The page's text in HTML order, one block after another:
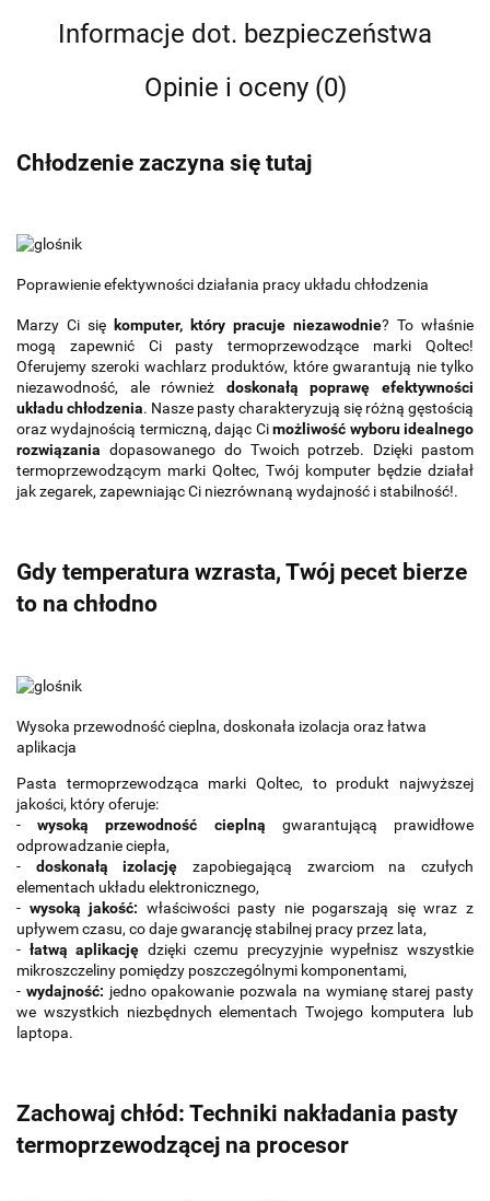
Informacje dot. bezpieczeństwa
Opinie i oceny (0)
Chłodzenie zaczyna się tutaj
Poprawienie efektywności działania pracy układu chłodzenia
Marzy Ci się komputer, który pracuje niezawodnie? To właśnie
mogą zapewnić Ci pasty termoprzewodzące marki Qoltec!
Oferujemy szeroki wachlarz produktów, które gwarantują nie tylko
niezawodność, ale również doskonałą poprawę efektywności
układu chłodzenia. Nasze pasty charakteryzują się różną gęstością
oraz wydajnością termiczną, dając Cimożliwość wyboru idealnego
rozwiązania dopasowanego do Twoich potrzeb. Dzięki pastom
termoprzewodzącym marki Qoltec, Twój komputer będzie działał
jak zegarek, zapewniając Ci niezrównaną wydajność i stabilność!.
Gdy temperatura wzrasta, Twój pecet bierze
to na chłodno
Wysoka przewodność cieplna, doskonała izolacja oraz łatwa
aplikacja
Pasta termoprzewodząca marki Qoltec, to produkt najwyższej
jakości, który oferuje:
-wysoką przewodność cieplną gwarantującą prawidłowe
odprowadzanie ciepła,
- doskonałą izolację zapobiegającą zwarciom na czułych
elementach układu elektronicznego,
- wysoką jakość: właściwości pasty nie pogarszają się wraz z
upływem czasu, co daje gwarancję stabilnej pracy przez lata,
- łatwą aplikację dzięki czemu precyzyjnie wypełnisz wszystkie
mikroszczeliny pomiędzy poszczególnymi komponentami,
- wydajność: jedno opakowanie pozwala na wymianę starej pasty
we wszystkich niezbędnych elementach Twojego komputera lub
laptopa.
Zachowaj chłód: Techniki nakładania pasty
termoprzewodzącej na procesor